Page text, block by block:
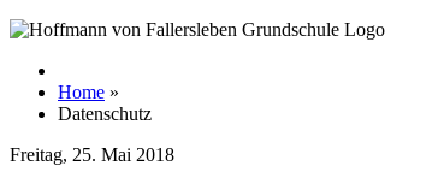
Home »
Datenschutz
Freitag, 25. Mai 2018